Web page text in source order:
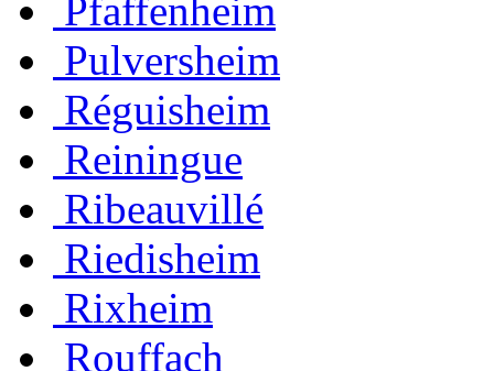
Pfaffenheim
Pulversheim
Réguisheim
Reiningue
Ribeauvillé
Riedisheim
Rixheim
Rouffach